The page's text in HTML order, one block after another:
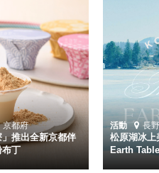
京都府
推出全新京都伴
丁
活動 長
松原湖冰
Earth